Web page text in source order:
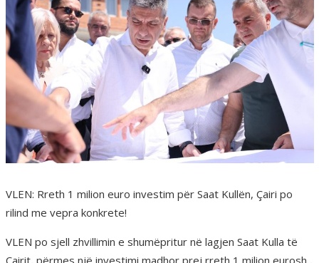
VLEN: Rreth 1 milion euro investim për Saat Kullën, Çairi po
rilind me vepra konkrete!
VLEN po sjell zhvillimin e shumëpritur në lagjen Saat Kulla të